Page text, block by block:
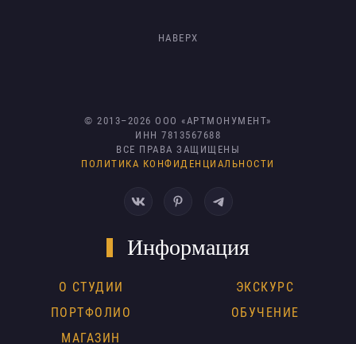
НАВЕРХ
© 2013–2026 ООО «АРТМОНУМЕНТ»
ИНН 7813567688
ВСЕ ПРАВА ЗАЩИЩЕНЫ
ПОЛИТИКА КОНФИДЕНЦИАЛЬНОСТИ
Информация
О СТУДИИ
ПОРТФОЛИО
МАГАЗИН
ЭКСКУРС
ОБУЧЕНИЕ